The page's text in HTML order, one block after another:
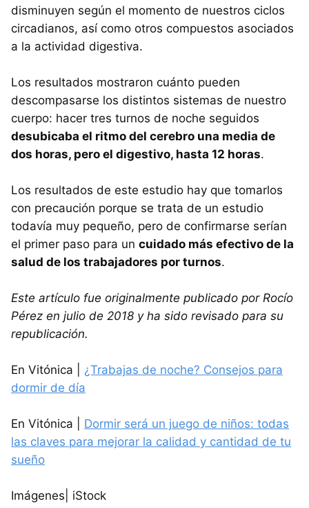
disminuyen según el momento de nuestros ciclos
circadianos, así como otros compuestos asociados
a la actividad digestiva.
Los resultados mostraron cuánto pueden
descompasarse los distintos sistemas de nuestro
cuerpo: hacer tres turnos de noche seguidos
desubicaba el ritmo del cerebro una media de
dos horas, pero el digestivo, hasta 12 horas.
Los resultados de este estudio hay que tomarlos
con precaución porque se trata de un estudio
todavía muy pequeño, pero de confirmarse serían
el primer paso para un cuidado más efectivo de la
salud de los trabajadores por turnos.
Este artículo fue originalmente publicado por Rocío
Pérez en julio de 2018 y ha sido revisado para su
republicación.
En Vitónica | ¿Trabajas de noche? Consejos para
dormir de día
En Vitónica | Dormir será un juego de niños: todas
las claves para mejorar la calidad y cantidad de tu
sueño
Imágenes| iStock